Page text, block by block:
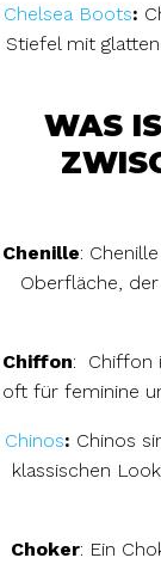
Chelsea Boots:
Stiefel mit
WAS
Chenille:
Oberfläche,
Chiffon: Chiffon
oft für feminine
Chinos: Chinos
klassischen
Choker: Ein